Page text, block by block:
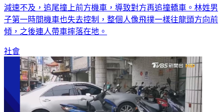
減速不及，追尾撞上前方機車，導致對方再追撞轎車。林姓男
子第一時間機車也失去控制，整個人像飛撲一樣往龍頭方向前
傾，之後連人帶車摔落在地。
社會